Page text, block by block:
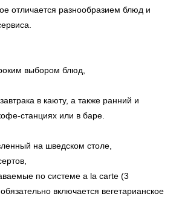
отличается разнообразием блюд и
выбором блюд,
в каюту, а также ранний и
станциях или в баре.
на шведском столе,
по системе a la carte (3
включается вегетарианское